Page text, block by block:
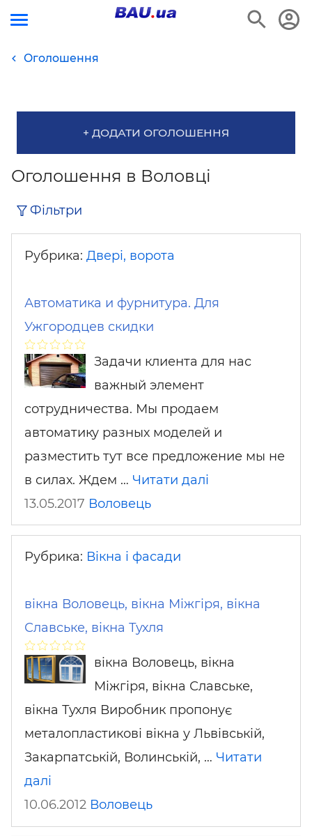
Оголошення
+ ДОДАТИ ОГОЛОШЕННЯ
Оголошення в Воловці
Фільтри
Рубрика: Двері, ворота
Автоматика и фурнитура. Для
Ужгородцев скидки
Задачи клиента для нас
важный элемент
сотрудничества. Мы продаем
автоматику разных моделей и
разместить тут все предложение мы не
в силах. Ждем … Читати далі
13.05.2017 Воловець
Рубрика: Вікна і фасади
вікна Воловець, вікна Міжгіря, вікна
Славське, вікна Тухля
вікна Воловець, вікна
Міжгіря, вікна Славське,
вікна Тухля Виробник пропонує
металопластикові вікна у Львівській,
Закарпатській, Волинській, … Читати
далі
10.06.2012 Воловець